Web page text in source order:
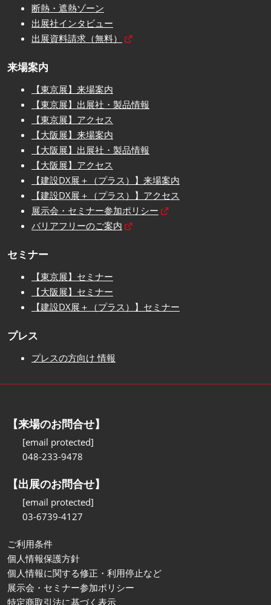
断熱・遮熱ゾーン
出展社インタビュー
出展資料請求（無料）
来場案内
【東京展】来場案内
【東京展】出展社・製品情報
【東京展】アクセス
【大阪展】来場案内
【大阪展】出展社・製品情報
【大阪展】アクセス
【建設DX展＋（プラス）】来場案内
【建設DX展＋（プラス）】アクセス
展示会・セミナー参加ポリシー
バリアフリーのご案内
セミナー
【東京展】セミナー
【大阪展】セミナー
【建設DX展＋（プラス）】セミナー
プレス
プレスの方向け 情報
【来場のお問合せ】
[email protected]
048-233-9478
【出展のお問合せ】
[email protected]
03-6739-4127
ご利用条件
個人情報保護方針
個人情報に関する修正・利用停止など
展示会・セミナー参加ポリシー
特定商取引法に基づく表示